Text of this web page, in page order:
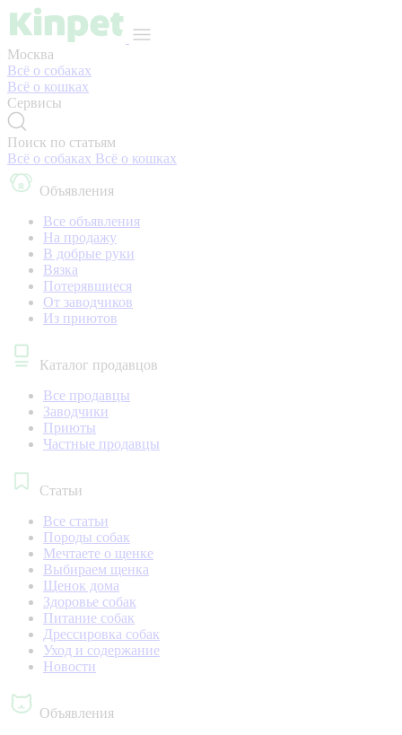
Москва
Всё о собаках
Всё о кошках
Сервисы
Поиск по статьям
Всё о собаках Всё о кошках
Объявления
Все объявления
На продажу
В добрые руки
Вязка
Потерявшиеся
От заводчиков
Из приютов
Каталог продавцов
Все продавцы
Заводчики
Приюты
Частные продавцы
Статьи
Все статьи
Породы собак
Мечтаете о щенке
Выбираем щенка
Щенок дома
Здоровье собак
Питание собак
Дрессировка собак
Уход и содержание
Новости
Объявления